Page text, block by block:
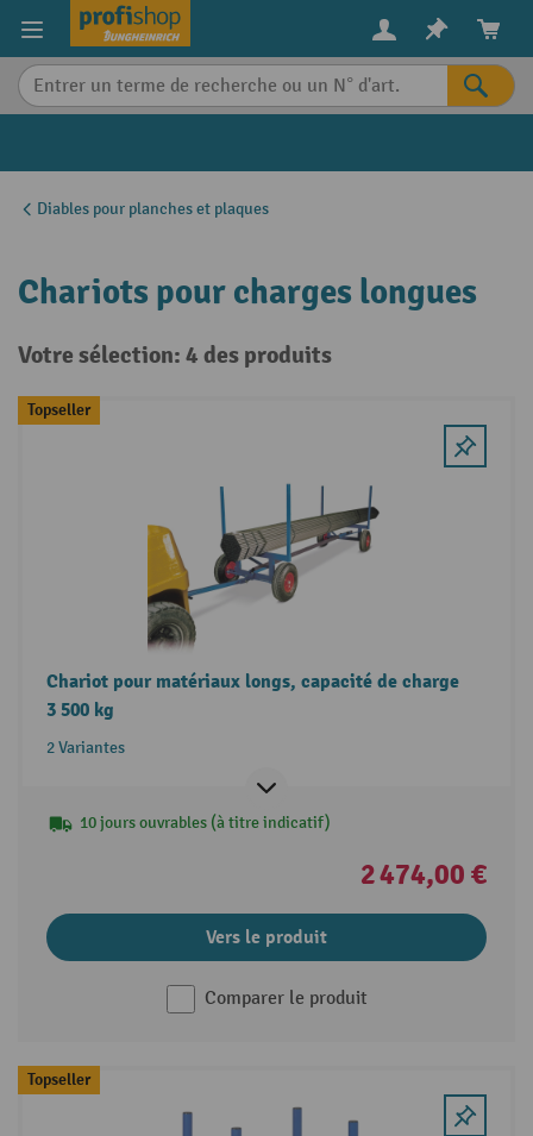
content
Diables pour planches et plaques
Chariots pour charges longues
Votre sélection: 4 des produits
Topseller
Chariot pour matériaux longs, capacité de charge
3 500 kg
2 Variantes
10 jours ouvrables (à titre indicatif)
2 474,00 €
Vers le produit
Comparer le produit
Topseller